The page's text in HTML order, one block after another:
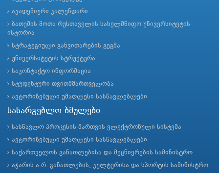
აკადემიური კალენდარი
ბათუმის შოთა რუსთაველის სახელმწიფო უნივერსიტეტის
ისტორია
სტრატეგიული განვითარების გეგმა
უნივერსიტეტის სტრუქტურა
საკონტაქტო ინფორმაცია
სტუდენტური თვითმმართველობა
ავტორიზებული უმაღლესი სასწავლებლები
სასარგებლო ბმულები
სასწავლო პროცესის მართვის ელექტრონული სისტემა
ავტორიზებული უმაღლესი სასწავლებლები
საქართველოს განათლებისა და მეცნიერების სამინისტრო
აჭარის ა.რ. განათლების, კულტურისა და სპორტის სამინისტრო